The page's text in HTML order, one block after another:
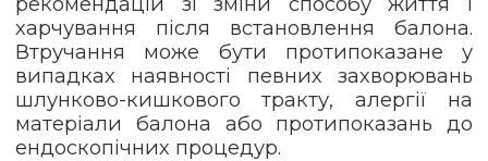
харчування після встановлення балона.
Втручання може бути протипоказане у
випадках наявності певних захворювань
шлунково-кишкового тракту, алергії на
матеріали балона або протипоказань до
ендоскопічних процедур.